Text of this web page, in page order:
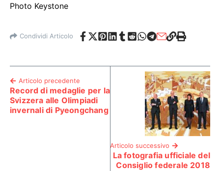
Photo Keystone
Condividi Articolo
Articolo precedente
Record di medaglie per la
Svizzera alle Olimpiadi
invernali di Pyeongchang
Articolo successivo
La fotografia ufficiale del
Consiglio federale 2018